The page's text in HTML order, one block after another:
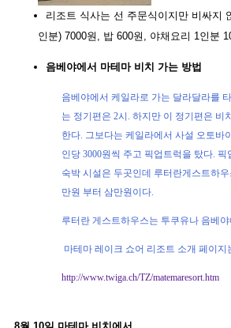
리조트 식사는 선 주문식이지만 비싸지
인분) 7000원, 밥 600원, 야채요리 1인분
음베야에서 마테마 비치 가는 방법
음베야에서 케일라로 가는 달라달라를
는 정기편은 2시. 하지만 이 정기편은 비
한다. 그보다는 케일라에서 사설 오토바
인당 3000원씩 주고 픽업트럭을 탔다.
숙박 시설은 두곳인데 루터란게스트하
만원 부터 삼만원이다.
루터란 게스트하우스는 투쿠유나 음베
마테마 레이크 쇼어 리조트 소개 페이지
http://www.twiga.ch/TZ/matemaresort.htm